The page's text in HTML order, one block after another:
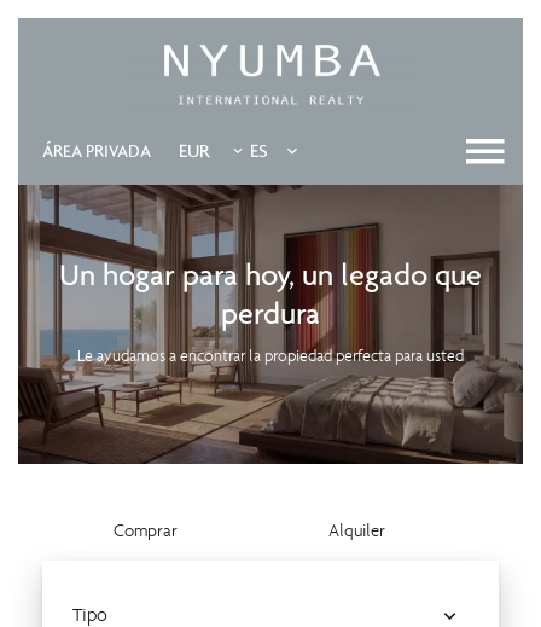
ÁREA PRIVADA EUR ES
Un hogar para hoy, un legado que
perdura
Le ayudamos a encontrar la propiedad perfecta para usted
Comprar Alquiler
Tipo